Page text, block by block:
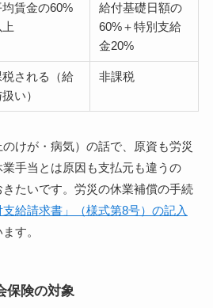
均賃金の60%
上
給付基礎日額の
60%＋特別支給
金20%
税される（給
い）
非課税
けが・病気）の話で、原資も労災
手当とは原因も支払元も違うの
たいです。労災の休業補償の手続
給請求書」（様式第8号）の記入
す。
保険の対象